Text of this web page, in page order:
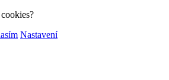
Nastavení